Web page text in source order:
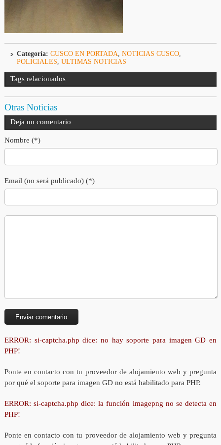
Categoría: CUSCO EN PORTADA, NOTICIAS CUSCO,
POLICIALES, ULTIMAS NOTICIAS
Tags relacionados
Otras Noticias
Deja un comentario
Nombre (*)
Email (no será publicado) (*)
ERROR: si-captcha.php dice: no hay soporte para imagen GD en
PHP!
Ponte en contacto con tu proveedor de alojamiento web y pregunta
por qué el soporte para imagen GD no está habilitado para PHP.
ERROR: si-captcha.php dice: la función imagepng no se detecta en
PHP!
Ponte en contacto con tu proveedor de alojamiento web y pregunta